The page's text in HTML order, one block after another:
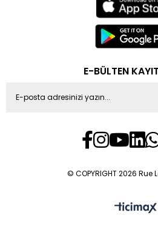
E-BÜLTEN KAYIT
© COPYRIGHT 2026 Rue